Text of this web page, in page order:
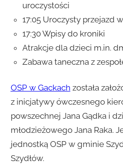
uroczystości
17:05 Uroczysty przejazd
17:30 Wpisy do kroniki
Atrakcje dla dzieci m.in.
Zabawa taneczna z
OSP w Gackach została
z inicjatywy ówczesnego
powszechnej Jana Gądka i
młodzieżowego Jana Raka.
jednostką OSP w gminie
Szydłów.